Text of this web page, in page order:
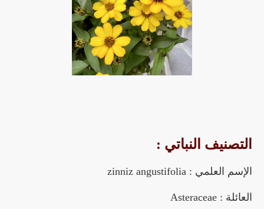
التصنيف النباتي :
الإسم العلمي : zinniz angustifolia
العائلة : Asteraceae